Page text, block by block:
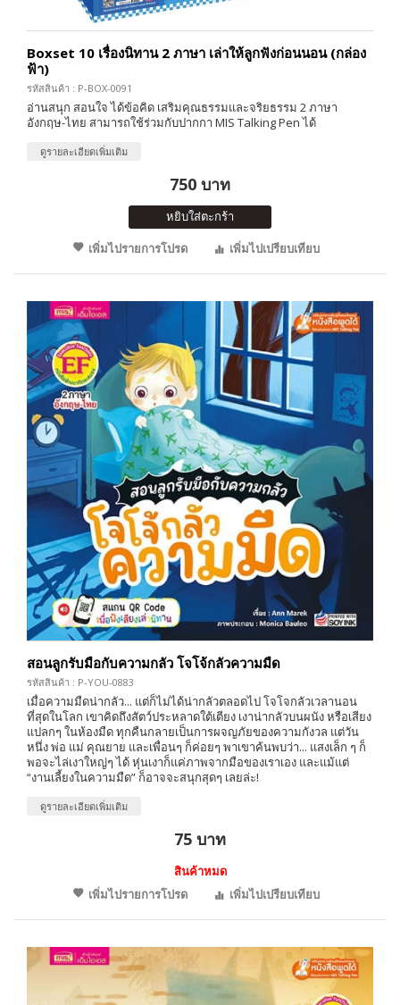
Boxset 10 เรื่องนิทาน 2 ภาษา เล่าให้ลูกฟังก่อนนอน (กล่อง
ฟ้า)
รหัสสินค้า : P-BOX-0091
อ่านสนุก สอนใจ ได้ข้อคิด เสริมคุณธรรมและจริยธรรม 2 ภาษา
อังกฤษ-ไทย สามารถใช้ร่วมกับปากกา MIS Talking Pen ได้
ดูรายละเอียดเพิ่มเติม
750 บาท
หยิบใส่ตะกร้า
เพิ่มไปรายการโปรด
เพิ่มไปเปรียบเทียบ
สอนลูกรับมือกับความกลัว โจโจ้กลัวความมืด
รหัสสินค้า : P-YOU-0883
เมื่อความมืดน่ากลัว... แต่ก็ไม่ได้น่ากลัวตลอดไป โจโจกลัวเวลานอน
ที่สุดในโลก เขาคิดถึงสัตว์ประหลาดใต้เตียง เงาน่ากลัวบนผนัง หรือเสียง
แปลกๆ ในห้องมืด ทุกคืนกลายเป็นการผจญภัยของความกังวล แต่วัน
หนึ่ง พ่อ แม่ คุณยาย และเพื่อนๆ ก็ค่อยๆ พาเขาค้นพบว่า... แสงเล็ก ๆ ก็
พอจะไล่เงาใหญ่ๆ ได้ หุ่นเงาก็แค่ภาพจากมือของเราเอง และแม้แต่
“งานเลี้ยงในความมืด” ก็อาจจะสนุกสุดๆ เลยล่ะ!
ดูรายละเอียดเพิ่มเติม
75 บาท
สินค้าหมด
เพิ่มไปรายการโปรด
เพิ่มไปเปรียบเทียบ